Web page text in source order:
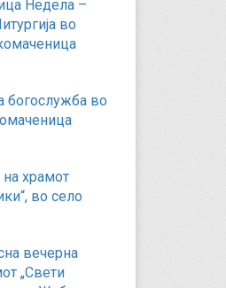
Недела –
во
богослужба во
храмот
во село
вечерна
„Свети